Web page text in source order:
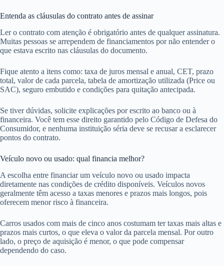
Entenda as cláusulas do contrato antes de assinar
Ler o contrato com atenção é obrigatório antes de qualquer assinatura.
Muitas pessoas se arrependem de financiamentos por não entender o
que estava escrito nas cláusulas do documento.
Fique atento a itens como: taxa de juros mensal e anual, CET, prazo
total, valor de cada parcela, tabela de amortização utilizada (Price ou
SAC), seguro embutido e condições para quitação antecipada.
Se tiver dúvidas, solicite explicações por escrito ao banco ou à
financeira. Você tem esse direito garantido pelo Código de Defesa do
Consumidor, e nenhuma instituição séria deve se recusar a esclarecer
pontos do contrato.
Veículo novo ou usado: qual financia melhor?
A escolha entre financiar um veículo novo ou usado impacta
diretamente nas condições de crédito disponíveis. Veículos novos
geralmente têm acesso a taxas menores e prazos mais longos, pois
oferecem menor risco à financeira.
Carros usados com mais de cinco anos costumam ter taxas mais altas e
prazos mais curtos, o que eleva o valor da parcela mensal. Por outro
lado, o preço de aquisição é menor, o que pode compensar
dependendo do caso.